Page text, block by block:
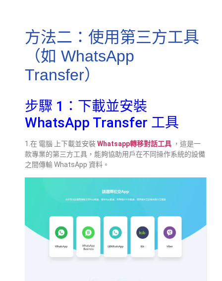
方法二：使用第三方工具
（如 WhatsApp
Transfer）
步驟 1：下載並安裝
WhatsApp Transfer 工具
1.在 電腦 上下載並安裝Whatsapp轉移對話工具 ，這是一
款專業的第三方工具，能夠協助用戶在不同操作系統的設備
之間傳輸 WhatsApp 資料。